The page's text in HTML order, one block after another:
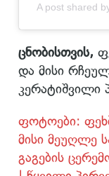
A post shared
ცნობისთვის,
და მისი
ფოტოები:
მისი მეუღლე
გაგების